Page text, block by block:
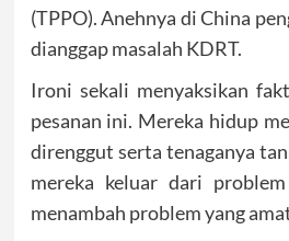
(TPPO). Anehnya di China
dianggap masalah KDRT.
Ironi sekali menyaksikan
pesanan ini. Mereka hidup
direnggut serta tenaganya
mereka keluar dari
menambah problem yang